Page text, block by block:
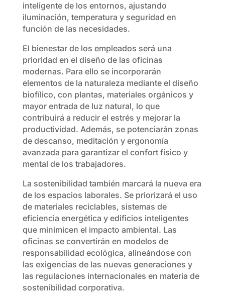
inteligente de los entornos, ajustando
iluminación, temperatura y seguridad en
función de las necesidades.
El bienestar de los empleados será una
prioridad en el diseño de las oficinas
modernas. Para ello se incorporarán
elementos de la naturaleza mediante el diseño
biofílico, con plantas, materiales orgánicos y
mayor entrada de luz natural, lo que
contribuirá a reducir el estrés y mejorar la
productividad. Además, se potenciarán zonas
de descanso, meditación y ergonomía
avanzada para garantizar el confort físico y
mental de los trabajadores.
La sostenibilidad también marcará la nueva era
de los espacios laborales. Se priorizará el uso
de materiales reciclables, sistemas de
eficiencia energética y edificios inteligentes
que minimicen el impacto ambiental. Las
oficinas se convertirán en modelos de
responsabilidad ecológica, alineándose con
las exigencias de las nuevas generaciones y
las regulaciones internacionales en materia de
sostenibilidad corporativa.